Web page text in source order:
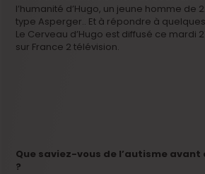
l’humanité d’Hugo, un jeune homme de
type Asperger.. Et à répondre à
Le Cerveau d’Hugo est diffusé ce mardi
sur France 2 télévision.
Que saviez-vous de l’autisme avant
?